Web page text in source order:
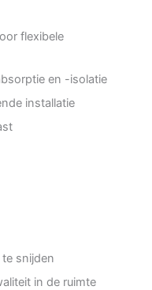
flexibele
en -isolatie
installatie
snijden
in de ruimte